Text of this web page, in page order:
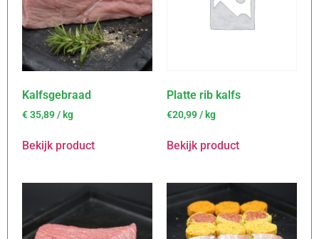
Kalfsgebraad
€35,89/ kg
Bekijk product
Platte rib kalfs
€20,99 / kg
Bekijk product